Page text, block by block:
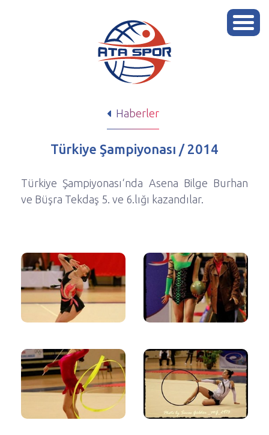
Haberler
Türkiye Şampiyonası / 2014
Türkiye Şampiyonası‘nda Asena Bilge Burhan
ve Büşra Tekdaş 5. ve 6.lığı kazandılar.